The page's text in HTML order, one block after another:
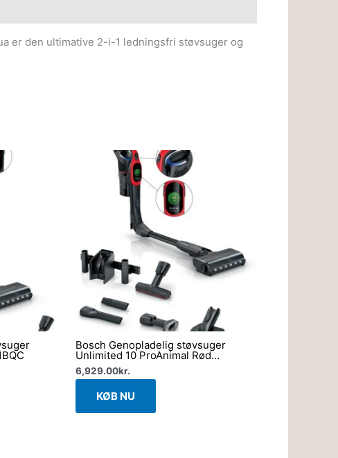
er den ultimative 2-i-1 ledningsfri støvsuger og
Bosch Genopladelig støvsuger
Unlimited 10 ProAnimal Rød
BCS1041PET
6,929.00kr.
KØB NU